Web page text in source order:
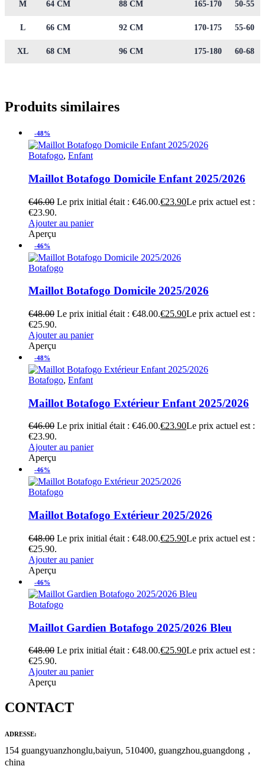
M 64 CM 88 CM 165-170 50-55
L 66 CM 92 CM 170-175 55-60
XL 68 CM 96 CM 175-180 60-68
Produits similaires
-48%
Botafogo, Enfant
Maillot Botafogo Domicile Enfant 2025/2026
€46.00 Le prix initial était : €46.00.€23.90Le prix actuel est :
€23.90.
Ajouter au panier
Aperçu
-46%
Botafogo
Maillot Botafogo Domicile 2025/2026
€48.00 Le prix initial était : €48.00.€25.90Le prix actuel est :
€25.90.
Ajouter au panier
Aperçu
-48%
Botafogo, Enfant
Maillot Botafogo Extérieur Enfant 2025/2026
€46.00 Le prix initial était : €46.00.€23.90Le prix actuel est :
€23.90.
Ajouter au panier
Aperçu
-46%
Botafogo
Maillot Botafogo Extérieur 2025/2026
€48.00 Le prix initial était : €48.00.€25.90Le prix actuel est :
€25.90.
Ajouter au panier
Aperçu
-46%
Botafogo
Maillot Gardien Botafogo 2025/2026 Bleu
€48.00 Le prix initial était : €48.00.€25.90Le prix actuel est :
€25.90.
Ajouter au panier
Aperçu
CONTACT
ADRESSE:
154 guangyuanzhonglu,baiyun, 510400, guangzhou,guangdong，
china